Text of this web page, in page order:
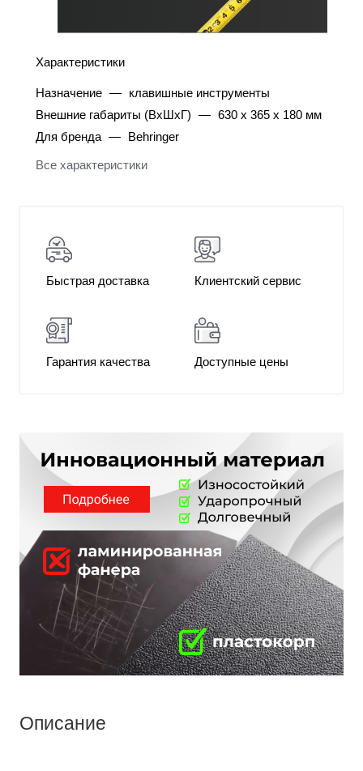
Характеристики
Назначение — клавишные инструменты
Внешние габариты (ВхШхГ) — 630 x 365 x 180 мм
Для бренда — Behringer
Все характеристики
Быстрая доставка Клиентский сервис
Гарантия качества Доступные цены
Описание